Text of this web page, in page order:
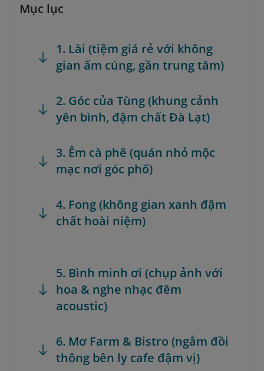
Mục lục
1. Lài (tiệm giá rẻ với không
gian ấm cúng, gần trung tâm)
2. Góc của Tùng (khung cảnh
yên bình, đậm chất Đà Lạt)
3. Êm cà phê (quán nhỏ mộc
mạc nơi góc phố)
4. Fong (không gian xanh đậm
chất hoài niệm)
5. Bình minh ơi (chụp ảnh với
hoa & nghe nhạc đêm
acoustic)
6. Mơ Farm & Bistro (ngắm đồi
thông bên ly cafe đậm vị)